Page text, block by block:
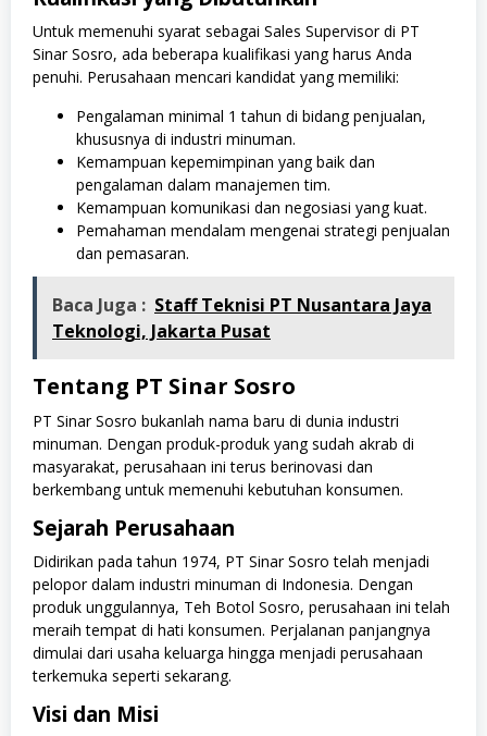
Untuk memenuhi syarat sebagai Sales Supervisor di PT
Sinar Sosro, ada beberapa kualifikasi yang harus Anda
penuhi. Perusahaan mencari kandidat yang memiliki:
Pengalaman minimal 1 tahun di bidang penjualan,
khususnya di industri minuman.
Kemampuan kepemimpinan yang baik dan
pengalaman dalam manajemen tim.
Kemampuan komunikasi dan negosiasi yang kuat.
Pemahaman mendalam mengenai strategi penjualan
dan pemasaran.
Baca Juga : Staff Teknisi PT Nusantara Jaya
Teknologi, Jakarta Pusat
Tentang PT Sinar Sosro
PT Sinar Sosro bukanlah nama baru di dunia industri
minuman. Dengan produk-produk yang sudah akrab di
masyarakat, perusahaan ini terus berinovasi dan
berkembang untuk memenuhi kebutuhan konsumen.
Sejarah Perusahaan
Didirikan pada tahun 1974, PT Sinar Sosro telah menjadi
pelopor dalam industri minuman di Indonesia. Dengan
produk unggulannya, Teh Botol Sosro, perusahaan ini telah
meraih tempat di hati konsumen. Perjalanan panjangnya
dimulai dari usaha keluarga hingga menjadi perusahaan
terkemuka seperti sekarang.
Visi dan Misi